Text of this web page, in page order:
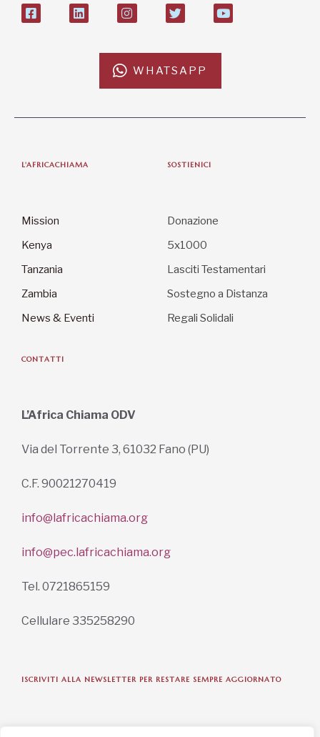
WHATSAPP
L'AFRICACHIAMA
Mission
Kenya
Tanzania
Zambia
News & Eventi
SOSTIENICI
Donazione
5x1000
Lasciti Testamentari
Sostegno a Distanza
Regali Solidali
CONTATTI
L’Africa Chiama ODV
Via del Torrente 3, 61032 Fano (PU)
C.F. 90021270419
info@lafricachiama.org
info@pec.lafricachiama.org
Tel. 0721865159
Cellulare 335258290
ISCRIVITI ALLA NEWSLETTER PER RESTARE SEMPRE AGGIORNATO